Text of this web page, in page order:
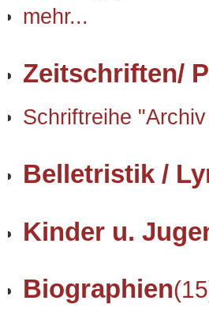
mehr...
Zeitschriften/
Schriftreihe
Belletristik /
Kinder u.
Biographien